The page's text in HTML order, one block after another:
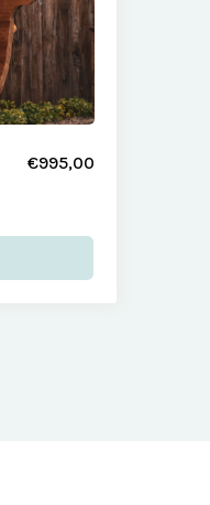
€995,00